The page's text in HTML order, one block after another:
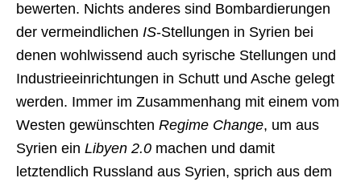
bewerten. Nichts anderes sind Bombardierungen
der vermeindlichen IS-Stellungen in Syrien bei
denen wohlwissend auch syrische Stellungen und
Industrieeinrichtungen in Schutt und Asche gelegt
werden. Immer im Zusammenhang mit einem vom
Westen gewünschten Regime Change, um aus
Syrien ein Libyen 2.0 machen und damit
letztendlich Russland aus Syrien, sprich aus dem